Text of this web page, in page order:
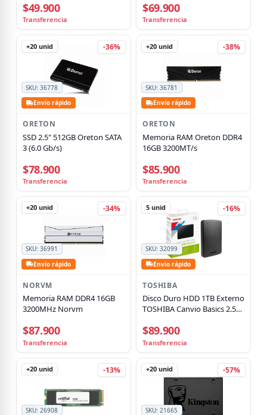
$49.900
Transferencia
SO-DIMM, Non-ECC, 1.2V
$69.900
Transferencia
Envío rápido
-36%
SKU:36778
+20 unid
ORETON
SSD 2.5" 512GB Oreton SATA
3 (6.0 Gb/s)
$78.900
Transferencia
Envío rápido
-38%
SKU:36781
+20 unid
ORETON
Memoria RAM Oreton DDR4
16GB 3200MT/s
$85.900
Transferencia
Envío rápido
-34%
SKU:36991
+20 unid
NORVM
Memoria RAM DDR4 16GB
3200MHz Norvm
$87.900
Transferencia
Envío rápido
-16%
SKU:32099
5 unid
TOSHIBA
Disco Duro HDD 1TB Externo
TOSHIBA Canvio Basics 2.5″
$89.900
Transferencia
-13%
SKU:26908
+20 unid -57%
SKU:21665
+20 unid